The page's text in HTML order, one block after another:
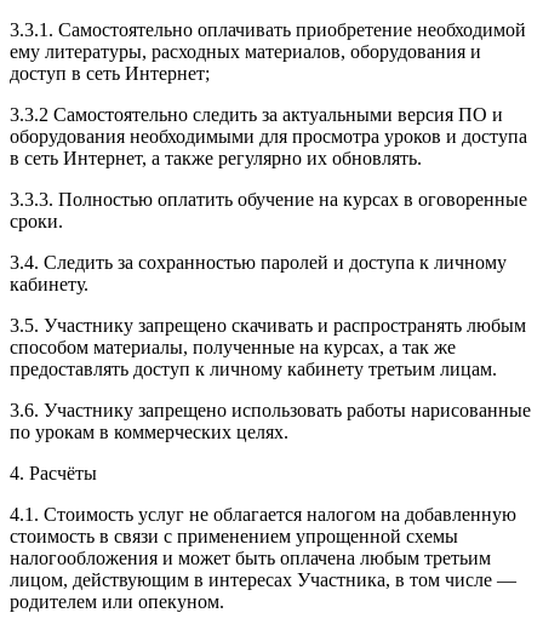
3.3.1. Cамостоятельно оплачивать приобретение необходимой
ему литературы, расходных материалов, оборудования и
доступ в сеть Интернет;
3.3.2 Самостоятельно следить за актуальными версия ПО и
оборудования необходимыми для просмотра уроков и доступа
в сеть Интернет, а также регулярно их обновлять.
3.3.3. Полностью оплатить обучение на курсах в оговоренные
сроки.
3.4. Следить за сохранностью паролей и доступа к личному
кабинету.
3.5. Участнику запрещено скачивать и распространять любым
способом материалы, полученные на курсах, а так же
предоставлять доступ к личному кабинету третьим лицам.
3.6. Участнику запрещено использовать работы нарисованные
по урокам в коммерческих целях.
4. Расчёты
4.1. Cтоимость услуг не облагается налогом на добавленную
стоимость в связи с применением упрощенной схемы
налогообложения и может быть оплачена любым третьим
лицом, действующим в интересах Участника, в том числе —
родителем или опекуном.